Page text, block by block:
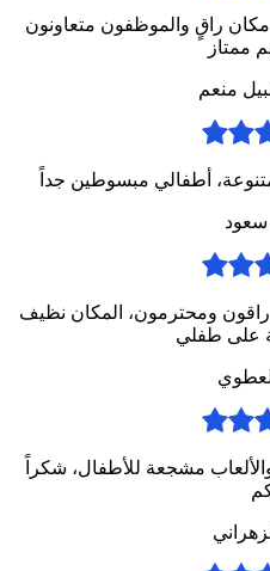
مكان راقٍ والموظفون متعاونون
منعم
سعود
راقون ومحترمون، المكان نظيف
مشجعة للأطفال، شكراً